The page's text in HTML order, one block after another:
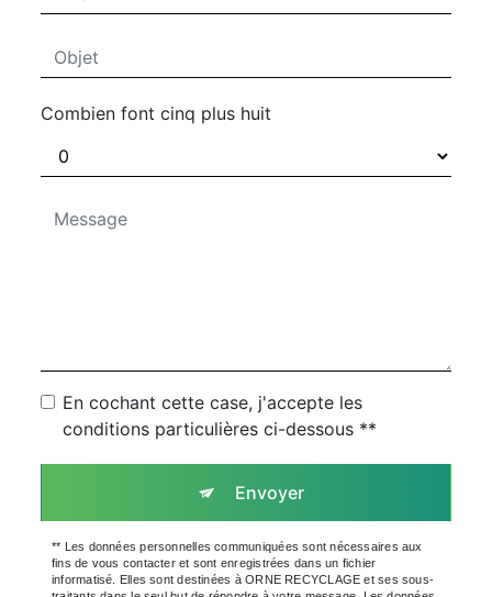
Combien font cinq plus huit
En cochant cette case, j'accepte les
conditions particulières ci-dessous **
Envoyer
** Les données personnelles communiquées sont nécessaires aux
fins de vous contacter et sont enregistrées dans un fichier
informatisé. Elles sont destinées à ORNE RECYCLAGE et ses sous-